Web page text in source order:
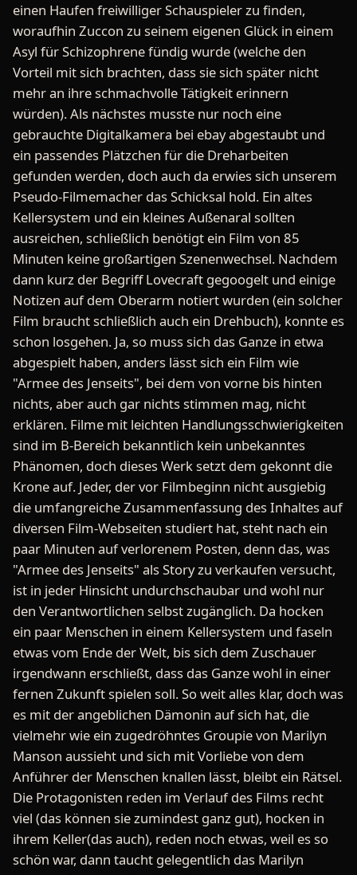
einen Haufen freiwilliger Schauspieler zu finden,
woraufhin Zuccon zu seinem eigenen Glück in einem
Asyl für Schizophrene fündig wurde (welche den
Vorteil mit sich brachten, dass sie sich später nicht
mehr an ihre schmachvolle Tätigkeit erinnern
würden). Als nächstes musste nur noch eine
gebrauchte Digitalkamera bei ebay abgestaubt und
ein passendes Plätzchen für die Dreharbeiten
gefunden werden, doch auch da erwies sich unserem
Pseudo-Filmemacher das Schicksal hold. Ein altes
Kellersystem und ein kleines Außenaral sollten
ausreichen, schließlich benötigt ein Film von 85
Minuten keine großartigen Szenenwechsel. Nachdem
dann kurz der Begriff Lovecraft gegoogelt und einige
Notizen auf dem Oberarm notiert wurden (ein solcher
Film braucht schließlich auch ein Drehbuch), konnte es
schon losgehen. Ja, so muss sich das Ganze in etwa
abgespielt haben, anders lässt sich ein Film wie
"Armee des Jenseits", bei dem von vorne bis hinten
nichts, aber auch gar nichts stimmen mag, nicht
erklären. Filme mit leichten Handlungsschwierigkeiten
sind im B-Bereich bekanntlich kein unbekanntes
Phänomen, doch dieses Werk setzt dem gekonnt die
Krone auf. Jeder, der vor Filmbeginn nicht ausgiebig
die umfangreiche Zusammenfassung des Inhaltes auf
diversen Film-Webseiten studiert hat, steht nach ein
paar Minuten auf verlorenem Posten, denn das, was
"Armee des Jenseits" als Story zu verkaufen versucht,
ist in jeder Hinsicht undurchschaubar und wohl nur
den Verantwortlichen selbst zugänglich. Da hocken
ein paar Menschen in einem Kellersystem und faseln
etwas vom Ende der Welt, bis sich dem Zuschauer
irgendwann erschließt, dass das Ganze wohl in einer
fernen Zukunft spielen soll. So weit alles klar, doch was
es mit der angeblichen Dämonin auf sich hat, die
vielmehr wie ein zugedröhntes Groupie von Marilyn
Manson aussieht und sich mit Vorliebe von dem
Anführer der Menschen knallen lässt, bleibt ein Rätsel.
Die Protagonisten reden im Verlauf des Films recht
viel (das können sie zumindest ganz gut), hocken in
ihrem Keller(das auch), reden noch etwas, weil es so
schön war, dann taucht gelegentlich das Marilyn